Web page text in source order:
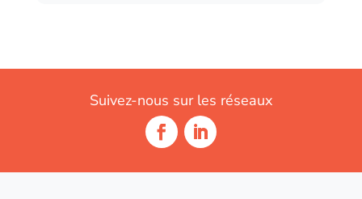
Suivez-nous sur les réseaux